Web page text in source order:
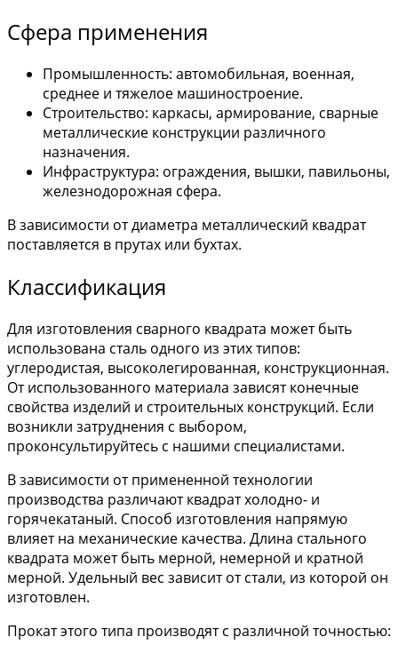
Сфера применения
Промышленность: автомобильная, военная,
среднее и тяжелое машиностроение.
Строительство: каркасы, армирование, сварные
металлические конструкции различного
назначения.
Инфраструктура: ограждения, вышки, павильоны,
железнодорожная сфера.
В зависимости от диаметра металлический квадрат
поставляется в прутах или бухтах.
Классификация
Для изготовления сварного квадрата может быть
использована сталь одного из этих типов:
углеродистая, высоколегированная, конструкционная.
От использованного материала зависят конечные
свойства изделий и строительных конструкций. Если
возникли затруднения с выбором,
проконсультируйтесь с нашими специалистами.
В зависимости от примененной технологии
производства различают квадрат холодно- и
горячекатаный. Способ изготовления напрямую
влияет на механические качества. Длина стального
квадрата может быть мерной, немерной и кратной
мерной. Удельный вес зависит от стали, из которой он
изготовлен.
Прокат этого типа производят с различной точностью: